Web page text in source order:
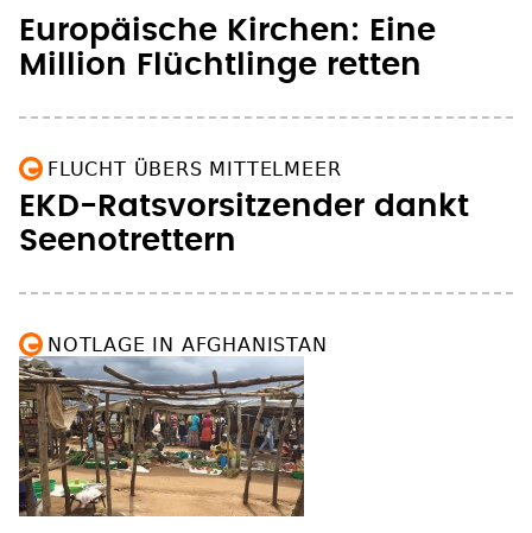
Europäische Kirchen: Eine
Million Flüchtlinge retten
FLUCHT ÜBERS MITTELMEER
EKD-Ratsvorsitzender dankt
Seenotrettern
NOTLAGE IN AFGHANISTAN